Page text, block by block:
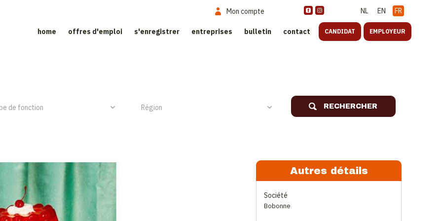
NL EN FR
Mon compte
home offres d'emploi s'enregistrer entreprises bulletin contact CANDIDAT EMPLOYEUR
RECHERCHER
Autres détails
Société
Bobonne